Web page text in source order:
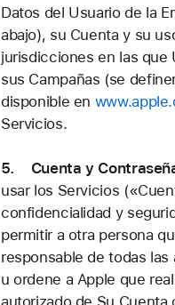
Datos del Usuario de la
abajo), su Cuenta y su
jurisdicciones en las que
sus Campañas (se
disponible en
Servicios.
5. Cuenta y
usar los Servicios
confidencialidad y
permitir a otra persona
responsable de todas
u ordene a Apple que
autorizado de Su